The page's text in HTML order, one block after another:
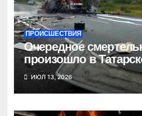
ПРОИСШЕСТВИЯ
Очередное
произошло в
ИЮЛ 13, 2026